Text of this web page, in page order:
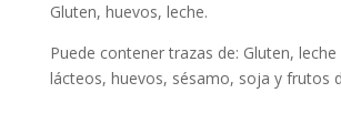
Gluten, huevos, leche.
Puede contener trazas de: Gluten,
lácteos, huevos, sésamo, soja y frutos